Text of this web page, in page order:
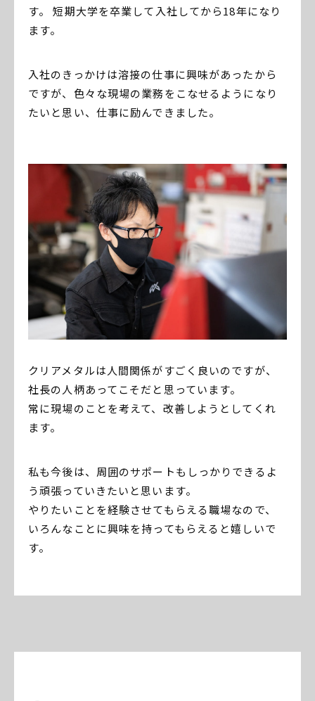
す。 短期大学を卒業して入社してから18年になり
ます。
入社のきっかけは溶接の仕事に興味があったから
ですが、色々な現場の業務をこなせるようになり
たいと思い、仕事に励んできました。
クリアメタルは人間関係がすごく良いのですが、
社長の人柄あってこそだと思っています。
常に現場のことを考えて、改善しようとしてくれ
ます。
私も今後は、周囲のサポートもしっかりできるよ
う頑張っていきたいと思います。
やりたいことを経験させてもらえる職場なので、
いろんなことに興味を持ってもらえると嬉しいで
す。